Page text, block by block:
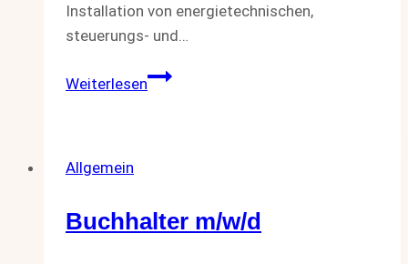
Installation von energietechnischen,
steuerungs- und…
WeiterlesenElektroinstallateur*in
Allgemein
Buchhalter m/w/d